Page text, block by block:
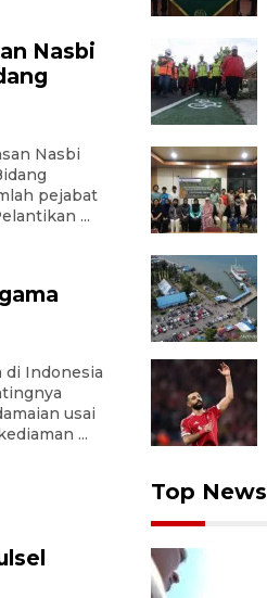
Nasbi
Nasbi
pejabat
...
di Indonesia
usai
...
Top News